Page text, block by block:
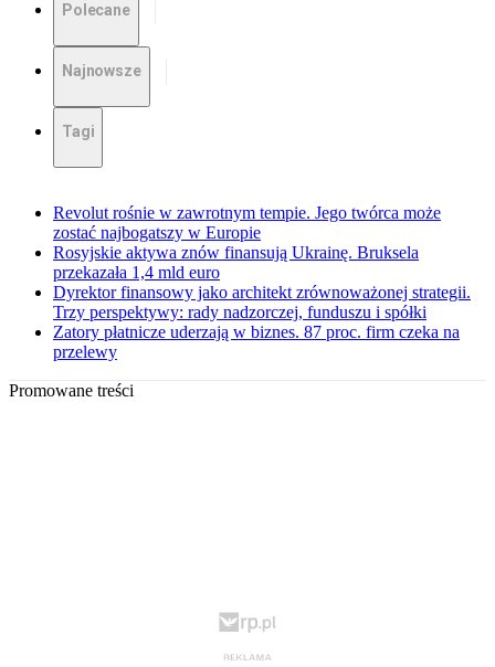
Polecane
Najnowsze
Tagi
Revolut rośnie w zawrotnym tempie. Jego twórca może
zostać najbogatszy w Europie
Rosyjskie aktywa znów finansują Ukrainę. Bruksela
przekazała 1,4 mld euro
Dyrektor finansowy jako architekt zrównoważonej strategii.
Trzy perspektywy: rady nadzorczej, funduszu i spółki
Zatory płatnicze uderzają w biznes. 87 proc. firm czeka na
przelewy
Promowane treści